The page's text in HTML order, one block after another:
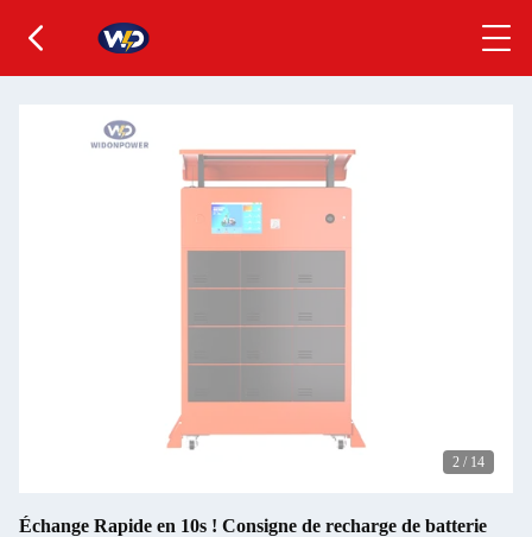
2 / 14
Échange Rapide en 10s ! Consigne de recharge de batterie